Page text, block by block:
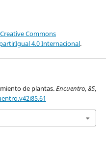
Commons
4.0 Internacional.
de plantas.Encuentro,85,